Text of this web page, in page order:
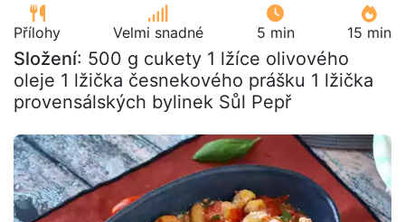
Přílohy Velmi snadné 5 min 15 min
Složení: 500 g cukety 1 lžíce olivového
oleje 1 lžička česnekového prášku 1 lžička
provensálských bylinek Sůl Pepř